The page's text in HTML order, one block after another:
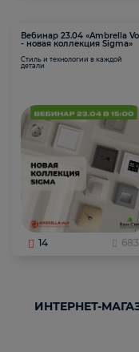
Вебинар 23.04 «Ambrella
- новая коллекция Sigma»
Стиль и технологии в каждой
детали
14 683
ИНТЕРНЕТ-